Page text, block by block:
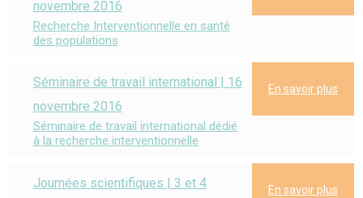
novembre 2016
Recherche Interventionnelle en santé
des populations
Séminaire de travail international | 16
novembre 2016
Séminaire de travail international dédié
à la recherche interventionnelle
En savoir plus
Journées scientifiques | 3 et 4
En savoir plus